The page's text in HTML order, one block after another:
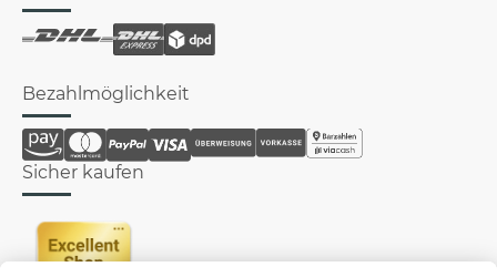
Bezahlmöglichkeit
Sicher kaufen